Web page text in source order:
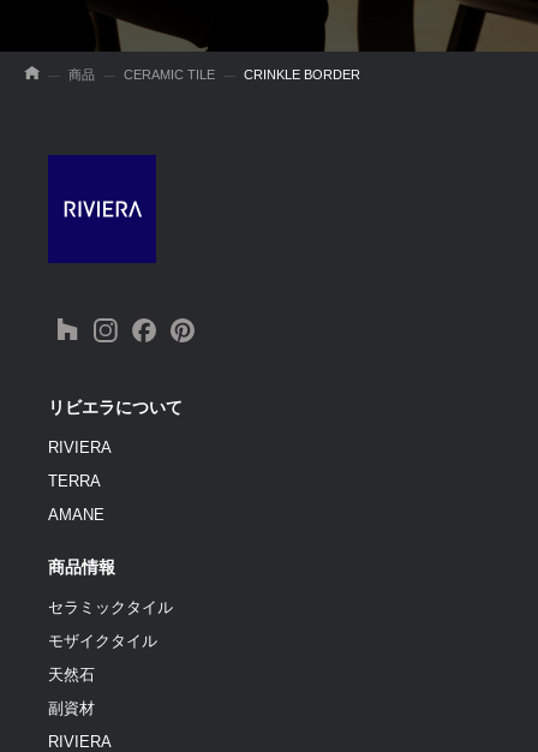
商品 CERAMIC TILE CRINKLE BORDER
リビエラについて
RIVIERA
TERRA
AMANE
商品情報
セラミックタイル
モザイクタイル
天然石
副資材
RIVIERA